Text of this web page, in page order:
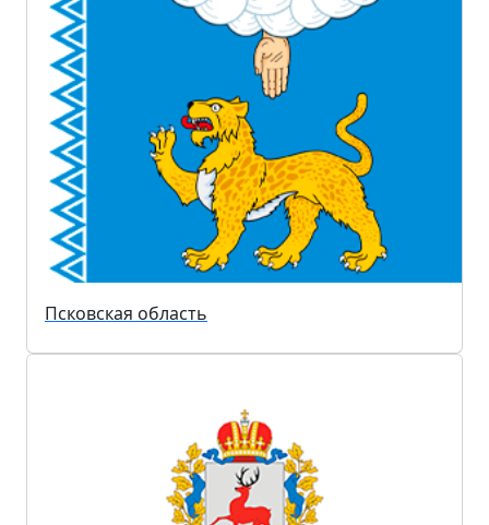
Псковская область